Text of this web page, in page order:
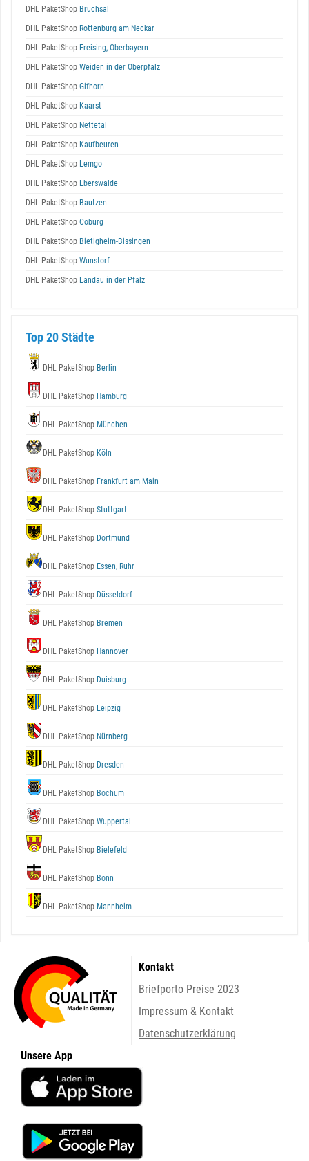
DHL PaketShop Bruchsal
DHL PaketShop Rottenburg am Neckar
DHL PaketShop Freising, Oberbayern
DHL PaketShop Weiden in der Oberpfalz
DHL PaketShop Gifhorn
DHL PaketShop Kaarst
DHL PaketShop Nettetal
DHL PaketShop Kaufbeuren
DHL PaketShop Lemgo
DHL PaketShop Eberswalde
DHL PaketShop Bautzen
DHL PaketShop Coburg
DHL PaketShop Bietigheim-Bissingen
DHL PaketShop Wunstorf
DHL PaketShop Landau in der Pfalz
Top 20 Städte
DHL PaketShop Berlin
DHL PaketShop Hamburg
DHL PaketShop München
DHL PaketShop Köln
DHL PaketShop Frankfurt am Main
DHL PaketShop Stuttgart
DHL PaketShop Dortmund
DHL PaketShop Essen, Ruhr
DHL PaketShop Düsseldorf
DHL PaketShop Bremen
DHL PaketShop Hannover
DHL PaketShop Duisburg
DHL PaketShop Leipzig
DHL PaketShop Nürnberg
DHL PaketShop Dresden
DHL PaketShop Bochum
DHL PaketShop Wuppertal
DHL PaketShop Bielefeld
DHL PaketShop Bonn
DHL PaketShop Mannheim
Kontakt
Briefporto Preise 2023
Impressum & Kontakt
Datenschutzerklärung
Unsere App